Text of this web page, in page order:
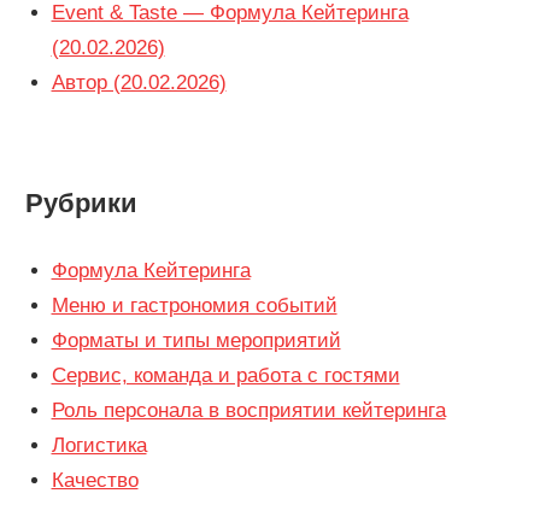
Event & Taste — Формула Кейтеринга
(20.02.2026)
Автор (20.02.2026)
Рубрики
Формула Кейтеринга
Меню и гастрономия событий
Форматы и типы мероприятий
Сервис, команда и работа с гостями
Роль персонала в восприятии кейтеринга
Логистика
Качество